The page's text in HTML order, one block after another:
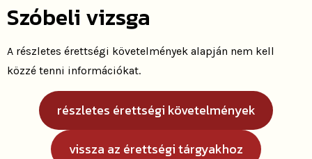
Szóbeli vizsga
A részletes érettségi követelmények alapján nem kell
közzé tenni információkat.
részletes érettségi követelmények
vissza az érettségi tárgyakhoz